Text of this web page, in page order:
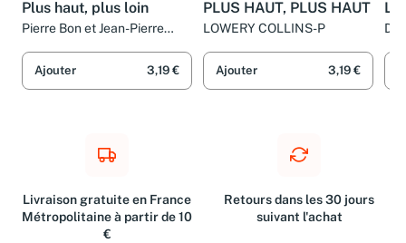
Plus haut, plus loin
Pierre Bon et Jean-Pierre
Ajouter 3,19 €
PLUS HAUT, PLUS HAUT
LOWERY COLLINS-P
Ajouter 3,19 €
Livraison gratuite en France
Métropolitaine à partir de 10
€
Retours dans les 30 jours
suivant l'achat